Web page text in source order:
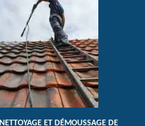
NETTOYAGE ET DÉMOUSSAGE DE